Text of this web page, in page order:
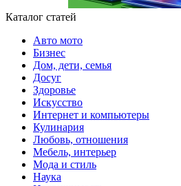
Каталог статей
Авто мото
Бизнес
Дом, дети, семья
Досуг
Здоровье
Искусство
Интернет и компьютеры
Кулинария
Любовь, отношения
Мебель, интерьер
Мода и стиль
Наука